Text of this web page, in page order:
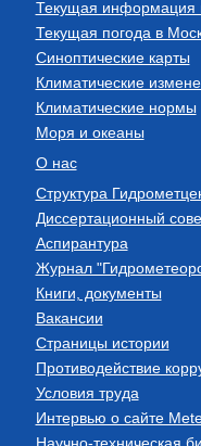
Текущая информация
Текущая погода в
Синоптические карты
Климатические
Климатические нормы
Моря и океаны
О нас
Структура
Диссертационный
Аспирантура
Журнал
Книги, документы
Вакансии
Страницы истории
Противодействие
Условия труда
Интервью о сайте